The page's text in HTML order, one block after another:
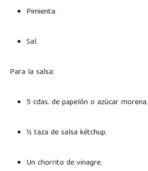
Pimienta.
Sal.
Para la salsa:
5 cdas. de papelón o azúcar morena.
½ taza de salsa kétchup.
Un chorrito de vinagre.